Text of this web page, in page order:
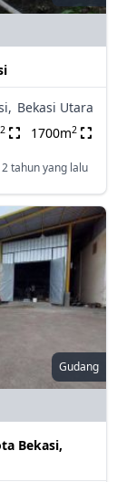
Bekasi Utara
2 1700m2
2 tahun yang lalu
Gudang
Bekasi,